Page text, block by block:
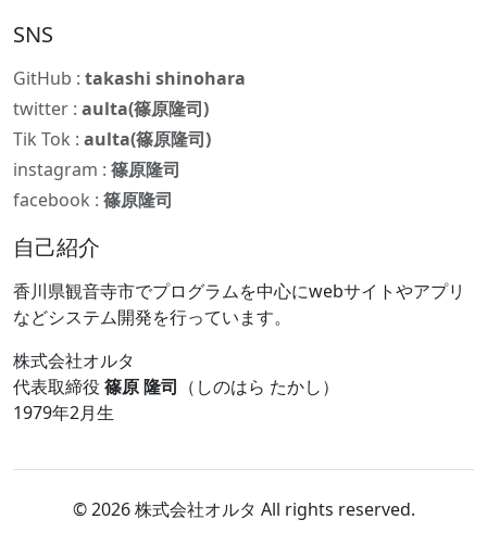
SNS
GitHub : takashi shinohara
twitter : aulta(篠原隆司)
Tik Tok : aulta(篠原隆司)
instagram : 篠原隆司
facebook : 篠原隆司
自己紹介
香川県観音寺市でプログラムを中心にwebサイトやアプリ
などシステム開発を行っています。
株式会社オルタ
代表取締役 篠原 隆司 （しのはら たかし）
1979年2月生
© 2026 株式会社オルタ All rights reserved.